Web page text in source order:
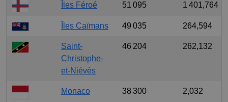
Îles Féroé 51 095 1 401,764
Îles Caïmans 49 035 264,594
Saint-
Christophe-
et-Niévès
46 204 262,132
Monaco 38 300 2,032